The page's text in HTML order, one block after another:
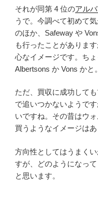
それが同第 4 位のアル
うで。今調べて初めて
のほか、Safeway や
も行ったことがありま
心なイメージです。ち
Albertsons か Vons かと。
ただ、買収に成功して
で追いつかないようで
いですね。その昔はウ
買うようなイメージはあ
方向性としてはうまく
すが、どのようになっ
と思います。